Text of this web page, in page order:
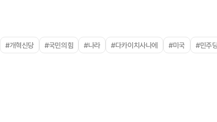
#개혁신당 #국민의힘 #나라 #다카이치사나에 #미국 #민주